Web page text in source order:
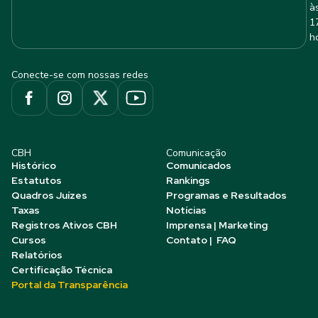
Conecte-se com nossas redes
CBH
Histórico
Estatutos
Quadros Juízes
Taxas
Registros Ativos CBH
Cursos
Relatórios
Certificação Técnica
Portal da Transparência
Comunicação
Comunicados
Rankings
Programas e Resultados
Notícias
Imprensa | Marketing
Contato | FAQ